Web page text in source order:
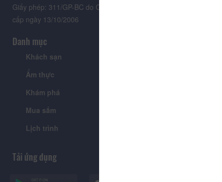
Giấy phép: 311/GP-BC do Cục Báo chí - Bộ Văn hóa Thông tin
cấp ngày 13/10/2006
Danh mục
Khách sạn
Ẩm thực
Khám phá
Mua sắm
Lịch trình
Tải ứng dụng